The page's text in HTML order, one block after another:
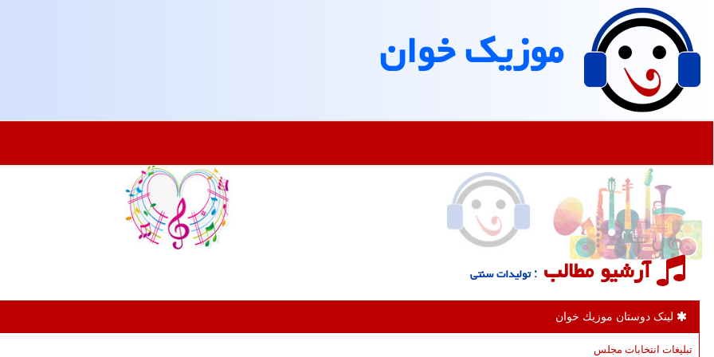
موزیك خوان
آرشیو مطالب : تولیدات سنتی
لینک دوستان موزیك خوان
تبلیغات انتخابات مجلس